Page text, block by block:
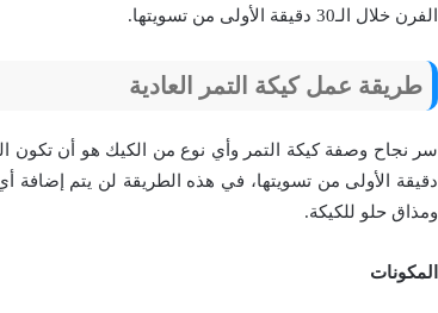
الفرن خلال الـ30 دقيقة الأولى من تسويتها.
طريقة عمل كيكة التمر العادية
دقيقة الأولى من تسويتها، في هذه الطريقة لن يتم إضافة
ومذاق حلو للكيكة.
المكونات